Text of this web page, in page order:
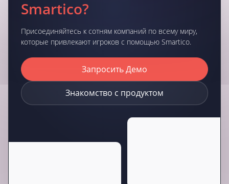
Smartico?
Присоединяйтесь к сотням компаний по всему миру,
которые привлекают игроков с помощью Smartico.
Запросить Демо
Знакомство с продуктом